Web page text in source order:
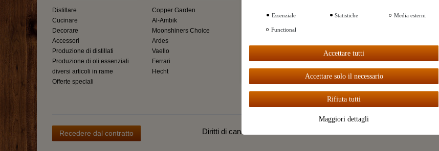
Distillare
Cucinare
Decorare
Accessori
Produzione di distillati
Produzione di oli essenziali
diversi articoli in rame
Offerte speciali
Copper Garden
Al-Ambik
Moonshiners Choice
Ardes
Vaello
Ferrari
Hecht
protezione dati
Diritti di cancellazione
Condizioni e termini generali
Video
Legalize Homedestilling
Recedere dal contratto Diritti di cancellazione
mplate.coo
kieBarAcc
eptAll
Essenziale Statistiche Media esterni
Functional
Accettare tutti
Accettare solo il necessario
Rifiuta tutti
Maggiori dettagli